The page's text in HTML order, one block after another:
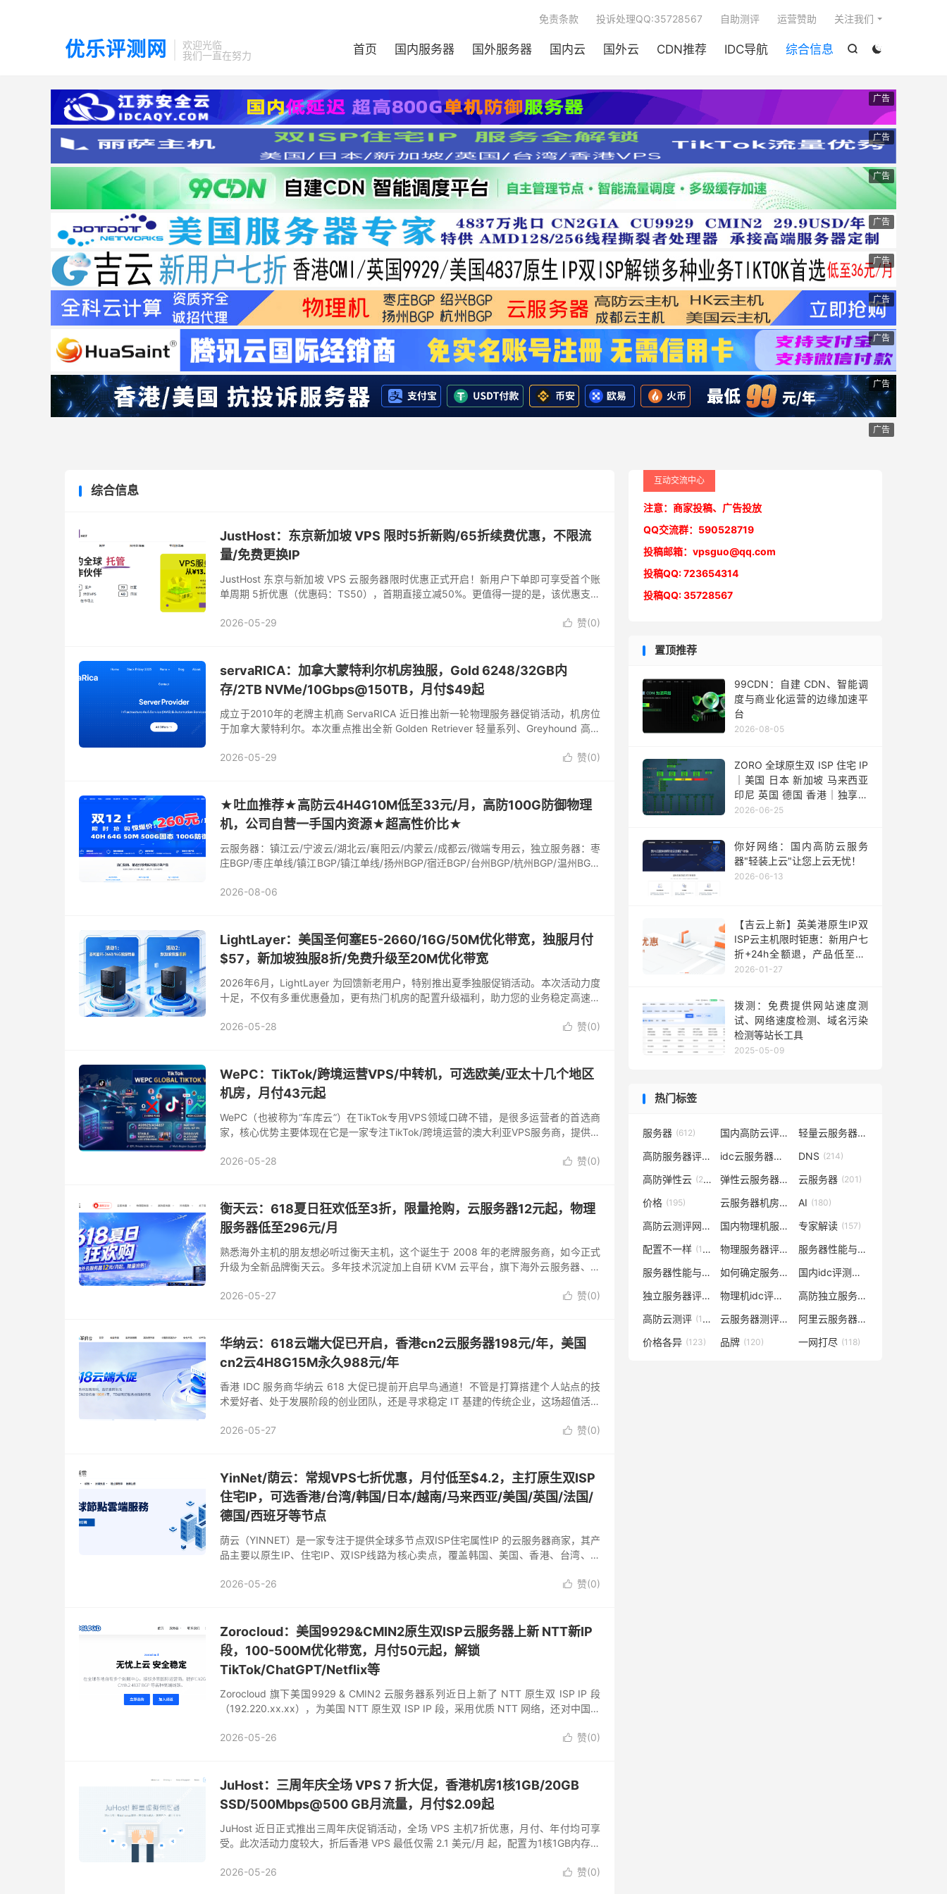
优乐评测网
欢迎光临
我们一直在努力


首页 国内服务器 国外服务器 国内云 国外云 CDN推荐 IDC导航 综合信息
免责条款 投诉处理QQ:35728567 自助测评 运营赞助 关注我们
广告
广告
广告
广告
广告
广告
广告
广告
广告
综合信息
JustHost：东京新加坡 VPS 限时5折新购/65折续费优惠，不限流
量/免费更换IP
JustHost 东京与新加坡 VPS 云服务器限时优惠正式开启！新用户下单即可享受首个账
单周期 5折优惠（优惠码：TS50），首期直接立减50%。更值得一提的是，该优惠支持
 赞(0)
2026-05-29
servaRICA：加拿大蒙特利尔机房独服，Gold 6248/32GB内
存/2TB NVMe/10Gbps@150TB，月付$49起
成立于2010年的老牌主机商 ServaRICA 近日推出新一轮物理服务器促销活动，机房位
于加拿大蒙特利尔。本次重点推出全新 Golden Retriever 轻量系列、Greyhound 高性
 赞(0)
2026-05-29
★吐血推荐★高防云4H4G10M低至33元/月，高防100G防御物理
机，公司自营一手国内资源★超高性价比★
云服务器：镇江云/宁波云/湖北云/襄阳云/内蒙云/成都云/微端专用云，独立服务器：枣
庄BGP/枣庄单线/镇江BGP/镇江单线/扬州BGP/宿迁BGP/台州BGP/杭州BGP/温州BGP/
2026-08-06
LightLayer：美国圣何塞E5-2660/16G/50M优化带宽，独服月付
$57，新加坡独服8折/免费升级至20M优化带宽
2026年6月，LightLayer 为回馈新老用户，特别推出夏季独服促销活动。本次活动力度
十足，不仅有多重优惠叠加，更有热门机房的配置升级福利，助力您的业务稳定高速运
 赞(0)
2026-05-28
WePC：TikTok/跨境运营VPS/中转机，可选欧美/亚太十几个地区
机房，月付43元起
WePC（也被称为“车库云”）在TikTok专用VPS领域口碑不错，是很多运营者的首选商
家，核心优势主要体现在它是一家专注TikTok/跨境运营的澳大利亚VPS服务商，提供大
 赞(0)
2026-05-28
衡天云：618夏日狂欢低至3折，限量抢购，云服务器12元起，物理
服务器低至296元/月
熟悉海外主机的朋友想必听过衡天主机，这个诞生于 2008 年的老牌服务商，如今正式
升级为全新品牌衡天云。多年技术沉淀加上自研 KVM 云平台，旗下海外云服务器、物
 赞(0)
2026-05-27
华纳云：618云端大促已开启，香港cn2云服务器198元/年，美国
cn2云4H8G15M永久988元/年
香港 IDC 服务商华纳云 618 大促已提前开启早鸟通道！不管是打算搭建个人站点的技
术爱好者、处于发展阶段的创业团队，还是寻求稳定 IT 基建的传统企业，这场超值活动
 赞(0)
2026-05-27
YinNet/荫云：常规VPS七折优惠，月付低至$4.2，主打原生双ISP
住宅IP，可选香港/台湾/韩国/日本/越南/马来西亚/美国/英国/法国/
德国/西班牙等节点
荫云（YINNET）是一家专注于提供全球多节点双ISP住宅属性IP 的云服务器商家，其产
品主要以原生IP、住宅IP、双ISP线路为核心卖点，覆盖韩国、美国、香港、台湾、日
 赞(0)
2026-05-26
Zorocloud：美国9929&CMIN2原生双ISP云服务器上新 NTT新IP
段，100-500M优化带宽，月付50元起，解锁
TikTok/ChatGPT/Netflix等
Zorocloud 旗下美国9929 & CMIN2 云服务器系列近日上新了 NTT 原生双 ISP IP 段
（192.220.xx.xx），为美国 NTT 原生双 ISP IP 段，采用优质 NTT 网络，还对中国电
 赞(0)
2026-05-26
JuHost：三周年庆全场 VPS 7 折大促，香港机房1核1GB/20GB
SSD/500Mbps@500 GB月流量，月付$2.09起
JuHost 近日正式推出三周年庆促销活动，全场 VPS 主机7折优惠，月付、年付均可享
受。此次活动力度较大，折后香港 VPS 最低仅需 2.1 美元/月 起，配置为1核1GB内存、
 赞(0)
2026-05-26
互动交流中心
注意：商家投稿、广告投放
QQ交流群：590528719
投稿邮箱：vpsguo@qq.com
投稿QQ: 723654314
投稿QQ: 35728567
置顶推荐
99CDN：自建 CDN、智能调
度与商业化运营的边缘加速平
台
2026-08-05
ZORO 全球原生双 ISP 住宅 IP
｜美国 日本 新加坡 马来西亚
印尼 英国 德国 香港｜独享静
态 IPv4
2026-06-25
你好网络：国内高防云服务
器"轻装上云"让您上云无忧！
2026-06-13
【吉云上新】英美港原生IP双
ISP云主机限时钜惠：新用户七
折+24h全额退，产品低至36
元每月，TikTok业务秒部署！
2026-01-27
拨测：免费提供网站速度测
试、网络速度检测、域名污染
检测等站长工具
2025-05-09
热门标签
服务器 (612) 国内高防云评测 (302) 轻量云服务器(262)
高防服务器评测 (232) idc云服务器评测 (223)
DNS (214)
高防弹性云 (210) 弹性云服务器评测 (209)
云服务器 (201)
价格 (195) 云服务器机房评测 (185)
AI (180)
高防云测评网(169) 国内物理机服务器测评 (165)
专家解读 (157)
配置不一样 (148) 物理服务器评测 (148) 服务器性能与价格对比
服务器性能与什么有关 (138) 如何确定服务器数量及配置 (129)
国内idc评测云服务器
独立服务器评测 (128) 物理机idc评测网 (128) 高防独立服务器评测
高防云测评 (128) 云服务器测评网 (127) 阿里云服务器多少钱一年
价格各异 (123) 品牌 (120) 一网打尽 (118)